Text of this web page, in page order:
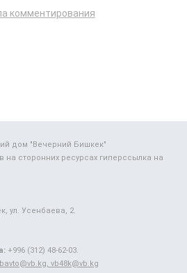
комментирования
дом "Вечерний Бишкек"
сторонних ресурсах гиперссылка на
ул. Усенбаева, 2.
+996 (312) 48-62-03.
vb48k@vb.kg